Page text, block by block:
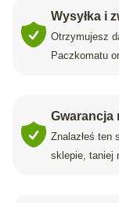
Wysyłka i
Otrzymujesz
Paczkomatu
Gwarancja
Znalazłeś ten
sklepie, taniej